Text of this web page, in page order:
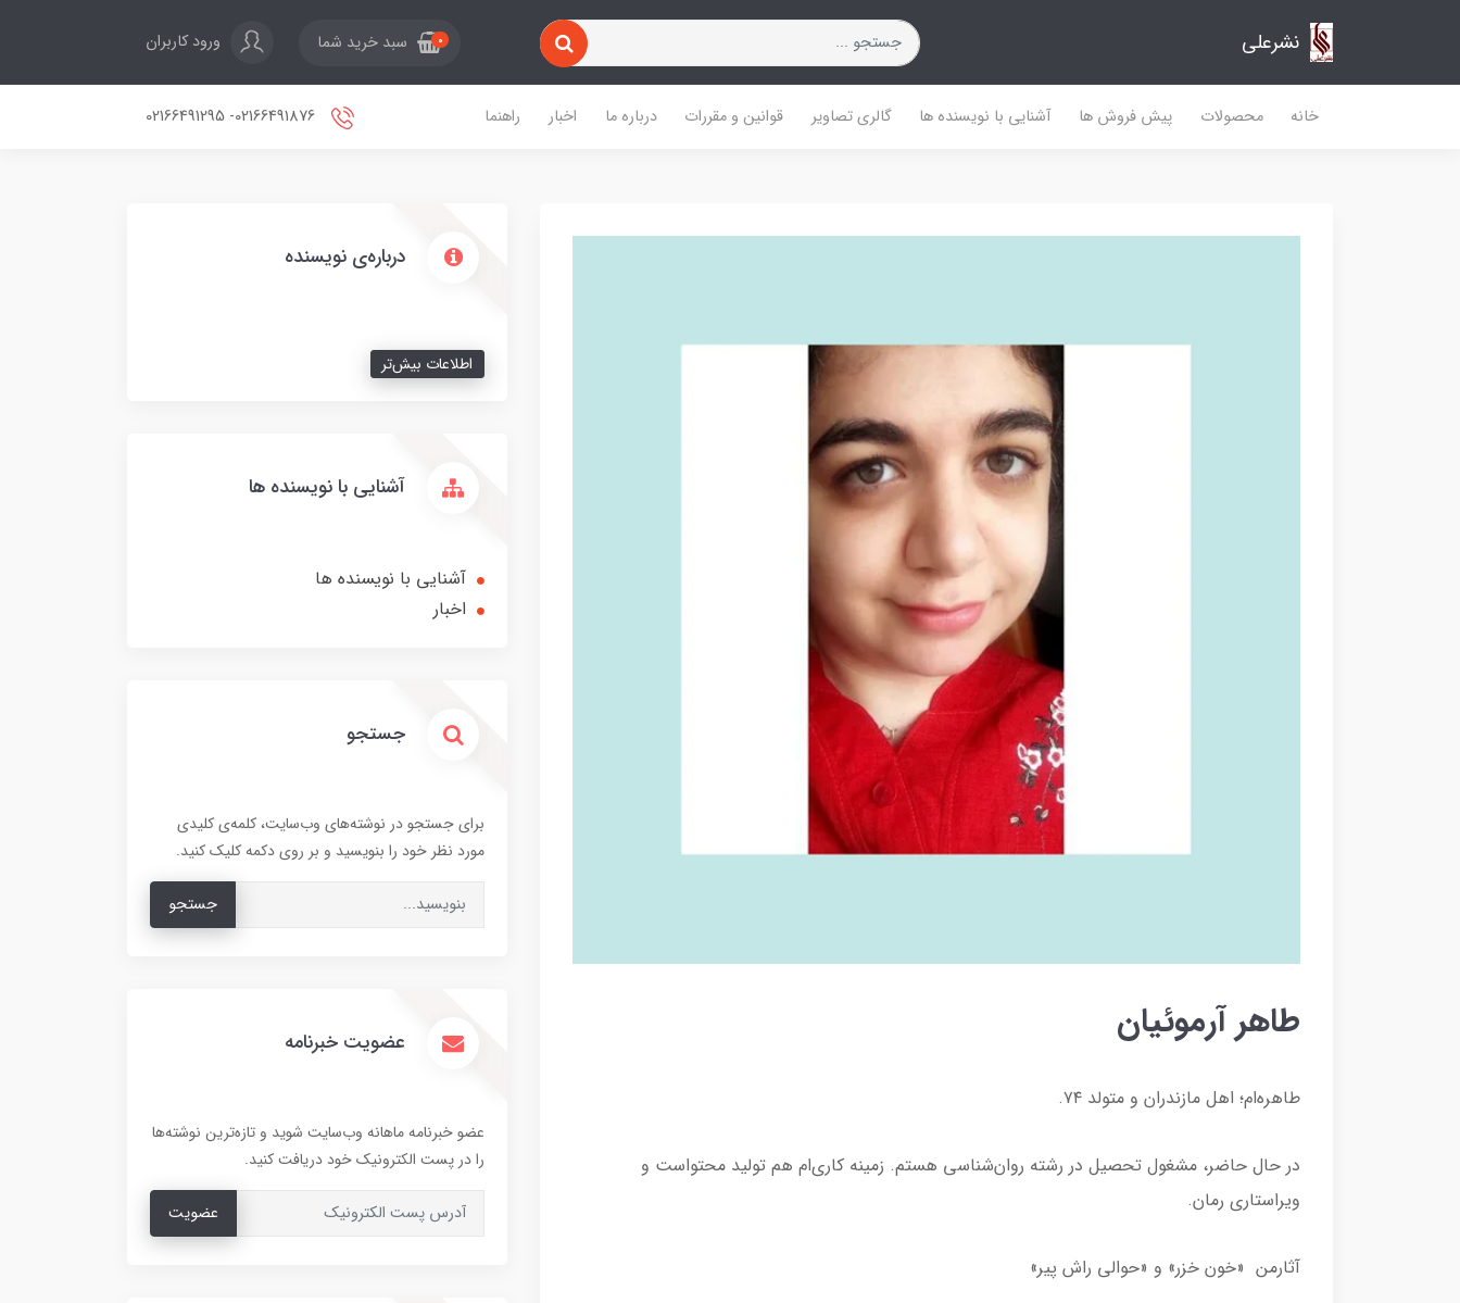
نشرعلی 0 سبد خرید شما ورود کاربران
خانه محصولات پیش فروش ها آشنایی با نویسنده ها گالری تصاویر قوانین و مقررات درباره ما اخبار راهنما
طاهر آرموئیان
طاهره‌ام؛ اهل مازندران و متولد ۷۴.
در حال حاضر، مشغول تحصیل در رشته روان‌شناسی هستم. زمینه کاری‌ام هم تولید محتواست و
ویراستاری رمان.
آثارمن «خون خزر» و «حوالی راش پیر»
درباره‌ی نویسنده
اطلاعات بیش‌تر
آشنایی با نویسنده ها
آشنایی با نویسنده ها
اخبار
جستجو
برای جستجو در نوشته‌های وب‌سایت، کلمه‌ی کلیدی
مورد نظر خود را بنویسید و بر روی دکمه کلیک کنید.
جستجو
عضویت خبرنامه
عضو خبرنامه ماهانه وب‌سایت شوید و تازه‌ترین نوشته‌ها
را در پست الکترونیک خود دریافت کنید.
عضویت